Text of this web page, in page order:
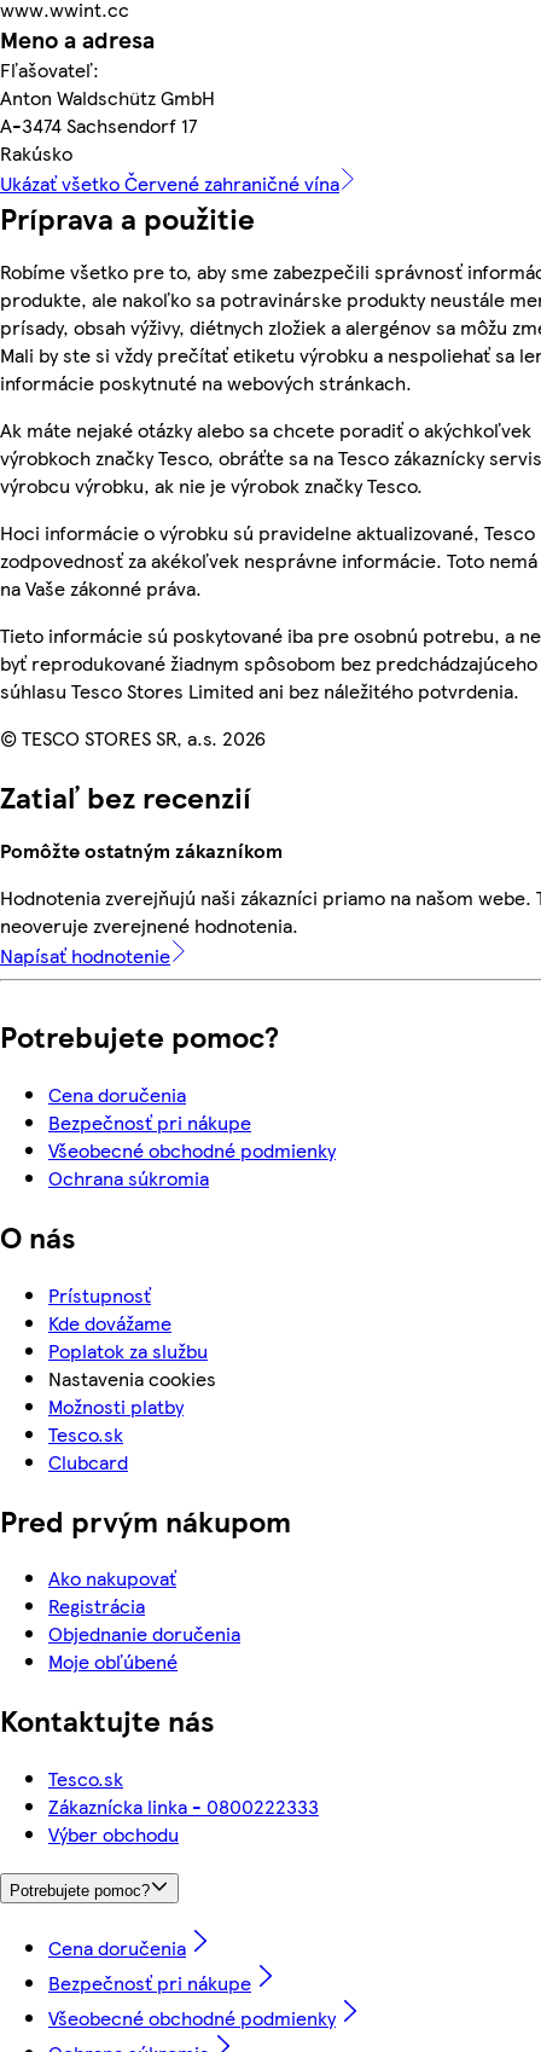
www.wwint.cc
Meno a adresa
Fľašovateľ:
Anton Waldschütz GmbH
A-3474 Sachsendorf 17
Rakúsko
Ukázať všetko Červené zahraničné vína
Príprava a použitie
Robíme všetko pre to, aby sme zabezpečili správnosť
produkte, ale nakoľko sa potravinárske produkty neustále
prísady, obsah výživy, diétnych zložiek a alergénov sa môžu
Mali by ste si vždy prečítať etiketu výrobku a nespoliehať sa
informácie poskytnuté na webových stránkach.
Ak máte nejaké otázky alebo sa chcete poradiť o akýchkoľvek
výrobkoch značky Tesco, obráťte sa na Tesco zákaznícky
výrobcu výrobku, ak nie je výrobok značky Tesco.
Hoci informácie o výrobku sú pravidelne aktualizované, Tesco
zodpovednosť za akékoľvek nesprávne informácie. Toto
na Vaše zákonné práva.
Tieto informácie sú poskytované iba pre osobnú potrebu, a
byť reprodukované žiadnym spôsobom bez predchádzajúceho
súhlasu Tesco Stores Limited ani bez náležitého potvrdenia.
© TESCO STORES SR, a.s. 2026
Zatiaľ bez recenzií
Pomôžte ostatným zákazníkom
Hodnotenia zverejňujú naši zákazníci priamo na našom webe.
neoveruje zverejnené hodnotenia.
Napísať hodnotenie
Potrebujete pomoc?
Cena doručenia
Bezpečnosť pri nákupe
Všeobecné obchodné podmienky
Ochrana súkromia
O nás
Prístupnosť
Kde dovážame
Poplatok za službu
Nastavenia cookies
Možnosti platby
Tesco.sk
Clubcard
Pred prvým nákupom
Ako nakupovať
Registrácia
Objednanie doručenia
Moje obľúbené
Kontaktujte nás
Tesco.sk
Zákaznícka linka - 0800222333
Výber obchodu
Potrebujete pomoc?
Cena doručenia
Bezpečnosť pri nákupe
Všeobecné obchodné podmienky